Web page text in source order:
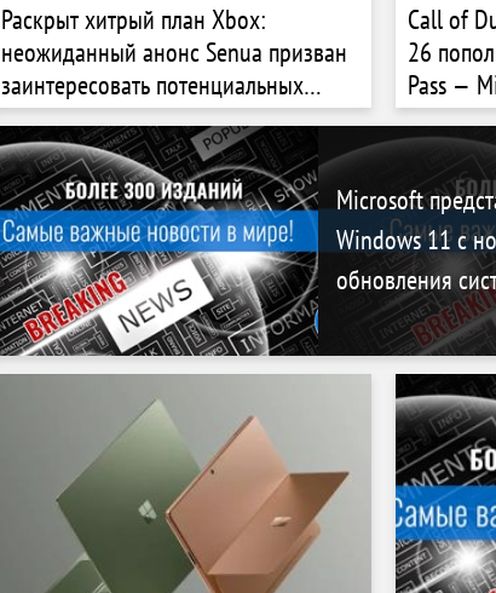
Раскрыт хитрый план Xbox:
неожиданный анонс ​​Senua призван
заинтересовать потенциальных
покупателей студии Ninja Theory
Call of
26
Pass —
Microsoft
Windows 11 с
обновления